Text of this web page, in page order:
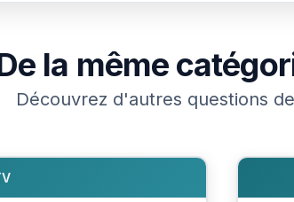
la même
Découvrez d'autres questions